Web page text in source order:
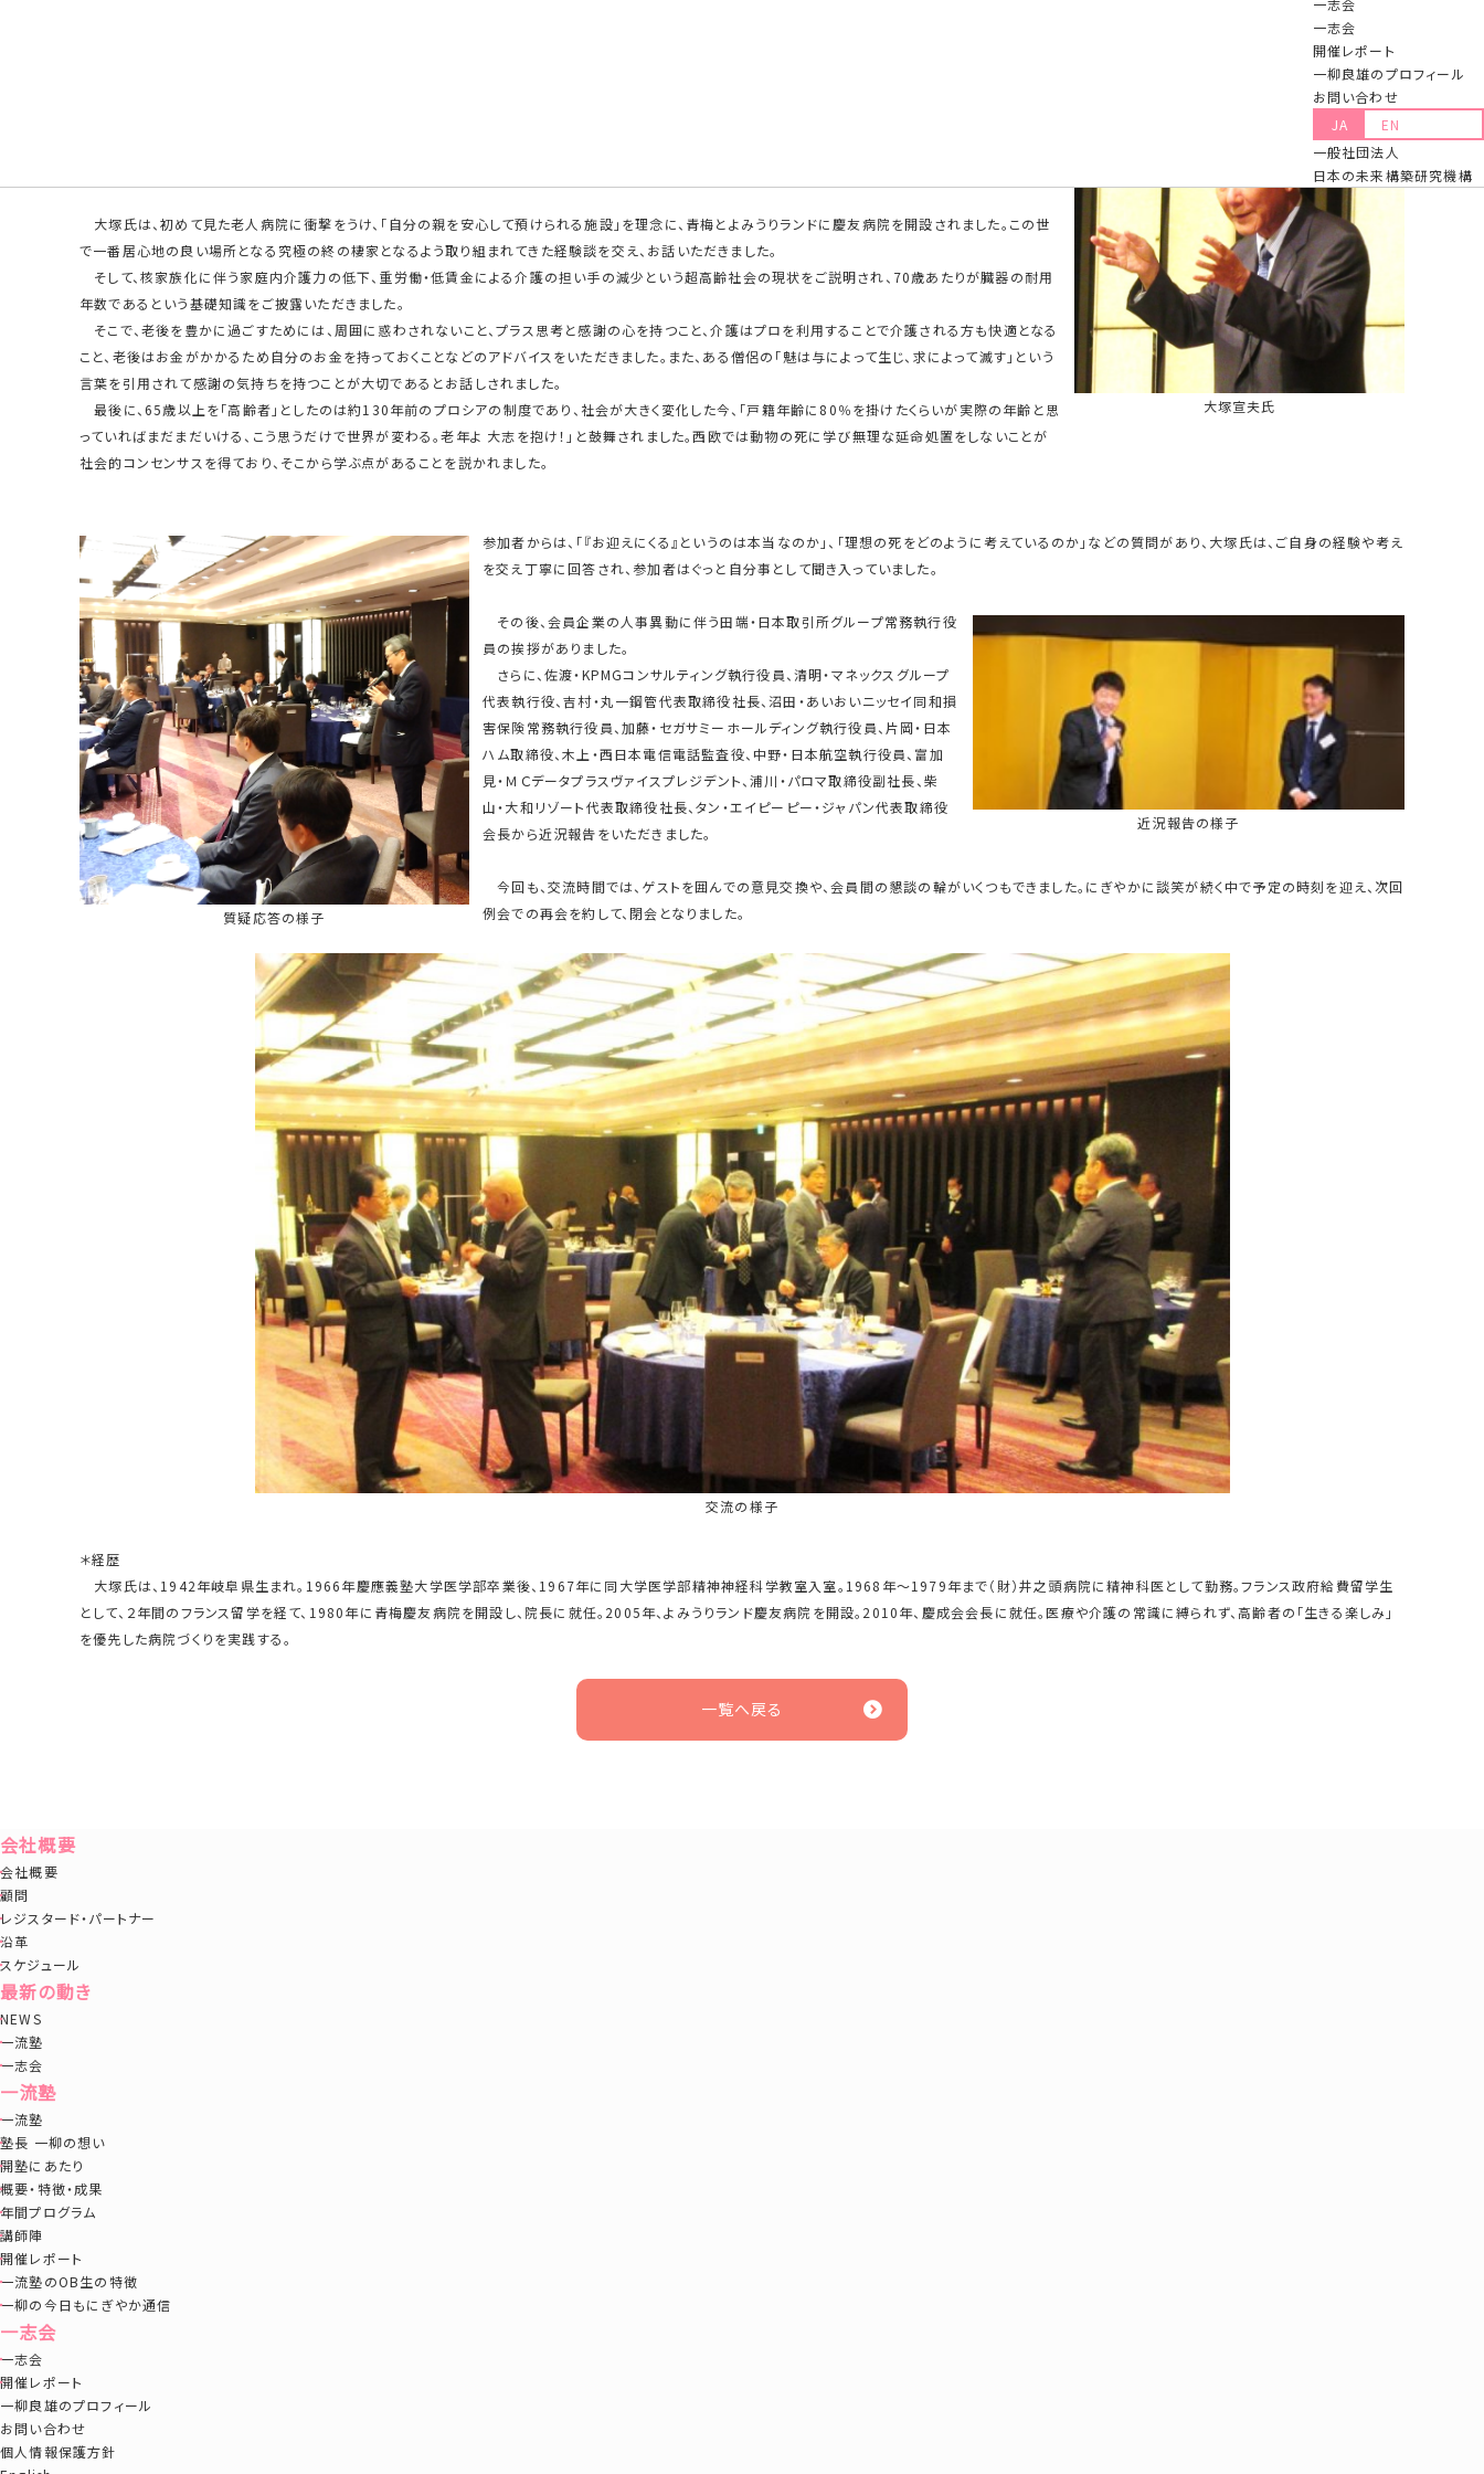
一志会
一志会
開催レポート
一柳良雄のプロフィール
お問い合わせ
JA
EN
一般社団法人
日本の未来構築研究機構
2023.04.21 更新
大塚宣夫氏
大塚氏は、初めて見た老人病院に衝撃をうけ、「自分の親を安心して預けられる施設」を理念に、青梅とよみうりランドに慶友病院を開設されました。この世
で一番居心地の良い場所となる究極の終の棲家となるよう取り組まれてきた経験談を交え、お話いただきました。
そして、核家族化に伴う家庭内介護力の低下、重労働・低賃金による介護の担い手の減少という超高齢社会の現状をご説明され、70歳あたりが臓器の耐用
年数であるという基礎知識をご披露いただきました。
そこで、老後を豊かに過ごすためには、周囲に惑わされないこと、プラス思考と感謝の心を持つこと、介護はプロを利用することで介護される方も快適となる
こと、老後はお金がかかるため自分のお金を持っておくことなどのアドバイスをいただきました。また、ある僧侶の「魅は与によって生じ、求によって滅す」という
言葉を引用されて感謝の気持ちを持つことが大切であるとお話しされました。
最後に、65歳以上を「高齢者」としたのは約130年前のプロシアの制度であり、社会が大きく変化した今、「戸籍年齢に80％を掛けたくらいが実際の年齢と思
っていればまだまだいける、こう思うだけで世界が変わる。老年よ 大志を抱け！」と鼓舞されました。西欧では動物の死に学び無理な延命処置をしないことが
社会的コンセンサスを得ており、そこから学ぶ点があることを説かれました。
質疑応答の様子
参加者からは、「『お迎えにくる』というのは本当なのか」、「理想の死をどのように考えているのか」などの質問があり、大塚氏は、ご自身の経験や考え
を交え丁寧に回答され、参加者はぐっと自分事として聞き入っていました。
近況報告の様子
その後、会員企業の人事異動に伴う田端・日本取引所グループ常務執行役
員の挨拶がありました。
さらに、佐渡・KPMGコンサルティング執行役員、清明・マネックスグループ
代表執行役、吉村・丸一鋼管代表取締役社長、沼田・あいおいニッセイ同和損
害保険常務執行役員、加藤・セガサミーホールディング執行役員、片岡・日本
ハム取締役、木上・西日本電信電話監査役、中野・日本航空執行役員、富加
見・ＭＣデータプラスヴァイスプレジデント、浦川・パロマ取締役副社長、柴
山・大和リゾート代表取締役社長、タン・エイピーピー・ジャパン代表取締役
会長から近況報告をいただきました。
今回も、交流時間では、ゲストを囲んでの意見交換や、会員間の懇談の輪がいくつもできました。にぎやかに談笑が続く中で予定の時刻を迎え、次回
例会での再会を約して、閉会となりました。
交流の様子
＊経歴
大塚氏は、1942年岐阜県生まれ。1966年慶應義塾大学医学部卒業後、1967年に同大学医学部精神神経科学教室入室。1968年～1979年まで（財）井之頭病院に精神科医として勤務。フランス政府給費留学生
として、２年間のフランス留学を経て、1980年に青梅慶友病院を開設し、院長に就任。2005年、よみうりランド慶友病院を開設。2010年、慶成会会長に就任。医療や介護の常識に縛られず、高齢者の「生きる楽しみ」
を優先した病院づくりを実践する。
一覧へ戻る
会社概要
会社概要
顧問
レジスタード・パートナー
沿革
スケジュール
最新の動き
NEWS
一流塾
一志会
一流塾
一流塾
塾長 一柳の想い
開塾にあたり
概要・特徴・成果
年間プログラム
講師陣
開催レポート
一流塾のOB生の特徴
一柳の今日もにぎやか通信
一志会
一志会
開催レポート
一柳良雄のプロフィール
お問い合わせ
個人情報保護方針